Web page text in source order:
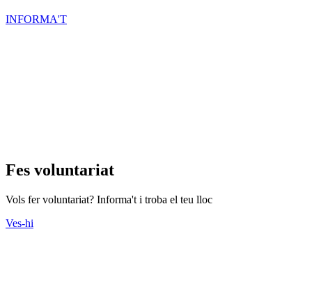
INFORMA'T
Fes voluntariat
Vols fer voluntariat? Informa't i troba el teu lloc
Ves-hi